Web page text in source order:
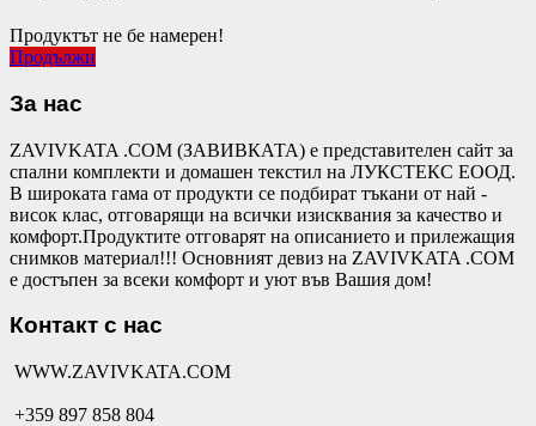
Продуктът не бе намерен!
Продължи
За нас
ZAVIVKATA .COM (ЗАВИВКАТА) е представителен сайт за
спални комплекти и домашен текстил на ЛУКСТЕКС ЕООД.
В широката гама от продукти се подбират тъкани от най -
висок клас, отговарящи на всички изисквания за качество и
комфорт.Продуктите отговарят на описанието и прилежащия
снимков материал!!! Основният девиз на ZAVIVKATA .COM
е достъпен за всеки комфорт и уют във Вашия дом!
Контакт с нас
WWW.ZAVIVKATA.COM
+359 897 858 804